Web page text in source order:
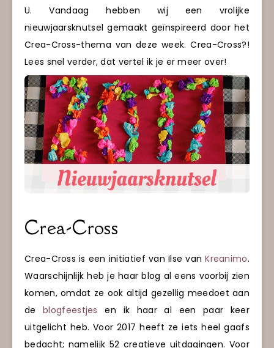
U. Vandaag hebben wij een vrolijke
nieuwjaarsknutsel gemaakt geïnspireerd door het
Crea-Cross-thema van deze week. Crea-Cross?!
Lees snel verder, dat vertel ik je er meer over!
Crea-Cross
Crea-Cross is een initiatief van Ilse vanKreanimo.
Waarschijnlijk heb je haar blog al eens voorbij zien
komen, omdat ze ook altijd gezellig meedoet aan
deblogfeestjes en ik haar al een paar keer
uitgelicht heb. Voor 2017 heeft ze iets heel gaafs
bedacht; namelijk 52 creatieve uitdagingen. Voor